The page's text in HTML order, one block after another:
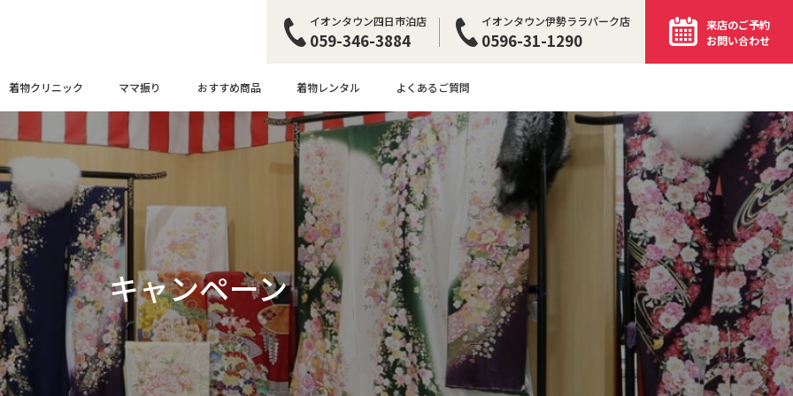
イオンタウン四日市泊店
059-346-3884
イオンタウン伊勢ララパーク店
0596-31-1290
来店のご予約
お問い合わせ
着物クリニック ママ振り おすすめ商品 着物レンタル よくあるご質問
キャンペーン